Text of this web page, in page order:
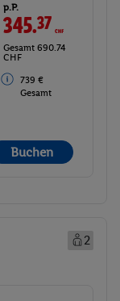
p.P.
345.37CHF
Gesamt 690.74
CHF
739 €
Gesamt
Buchen
2